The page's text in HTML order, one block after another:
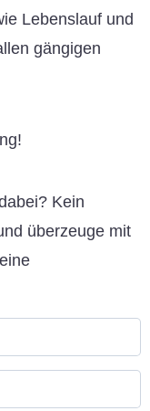
Lebenslauf und
gängigen
Kein
überzeuge mit